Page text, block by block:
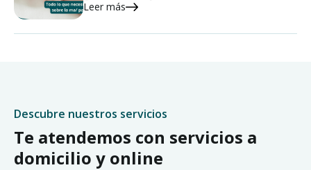
Leer más
Descubre nuestros servicios
Te atendemos con servicios a
domicilio y online